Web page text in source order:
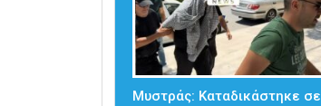
Μυστράς: Καταδικάστηκε σε